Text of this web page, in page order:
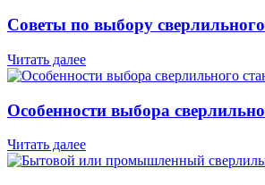
Советы по выбору
Читать далее
Особенности выбора
Читать далее